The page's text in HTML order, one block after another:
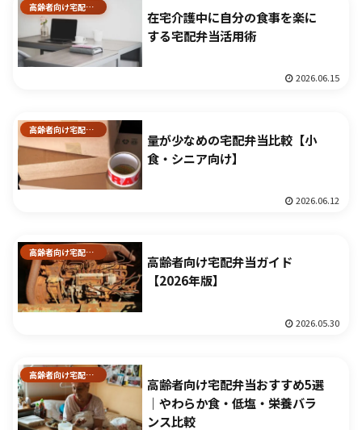
高齢者向け宅配弁当
在宅介護中に自分の食事を楽に
する宅配弁当活用術
2026.06.15
高齢者向け宅配弁当
量が少なめの宅配弁当比較【小
食・シニア向け】
2026.06.12
高齢者向け宅配弁当
高齢者向け宅配弁当ガイド
【2026年版】
2026.05.30
高齢者向け宅配弁当
高齢者向け宅配弁当おすすめ5選
｜やわらか食・低塩・栄養バラ
ンス比較